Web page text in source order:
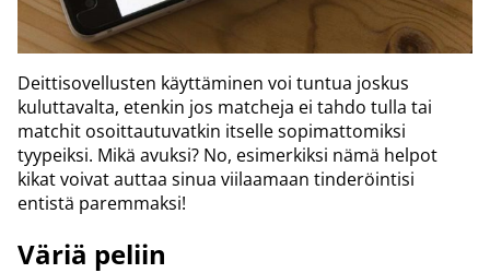
Deittisovellusten käyttäminen voi tuntua joskus
kuluttavalta, etenkin jos matcheja ei tahdo tulla tai
matchit osoittautuvatkin itselle sopimattomiksi
tyypeiksi. Mikä avuksi? No, esimerkiksi nämä helpot
kikat voivat auttaa sinua viilaamaan tinderöintisi
entistä paremmaksi!
Väriä peliin